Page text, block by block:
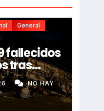
General
fallecidos
tras
Chancas
contra
NO HAY